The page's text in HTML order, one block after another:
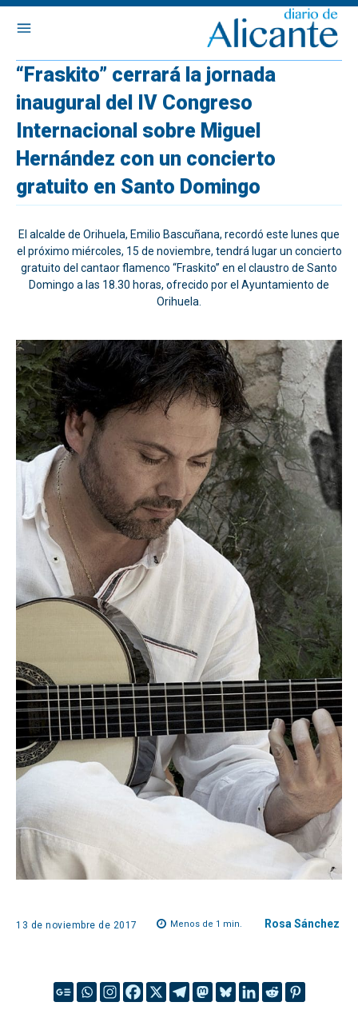
“Fraskito” cerrará la jornada
inaugural del IV Congreso
Internacional sobre Miguel
Hernández con un concierto
gratuito en Santo Domingo
El alcalde de Orihuela, Emilio Bascuñana, recordó este lunes que
el próximo miércoles, 15 de noviembre, tendrá lugar un concierto
gratuito del cantaor flamenco “Fraskito” en el claustro de Santo
Domingo a las 18.30 horas, ofrecido por el Ayuntamiento de
Orihuela.
13 de noviembre de 2017 Menos de 1 min. Rosa Sánchez